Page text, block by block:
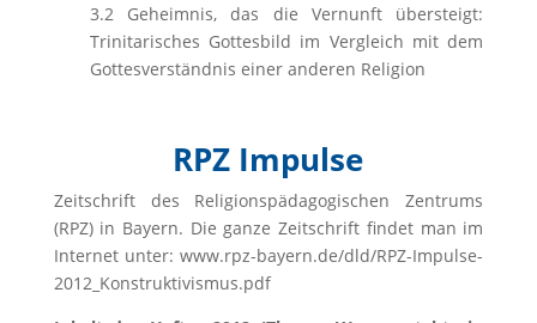
3.2 Geheimnis, das die Vernunft übersteigt:
Trinitarisches Gottesbild im Vergleich mit dem
Gottesverständnis einer anderen Religion
RPZ Impulse
Zeitschrift des Religionspädagogischen Zentrums
(RPZ) in Bayern. Die ganze Zeitschrift findet man im
Internet unter: www.rpz-bayern.de/dld/RPZ-Impulse-
2012_Konstruktivismus.pdf